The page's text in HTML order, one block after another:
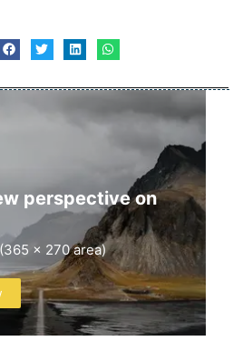
perspective on
x 270 area)